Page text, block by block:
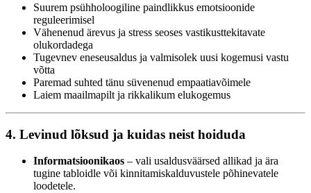
Suurem psühholoogiline paindlikkus emotsioonide
reguleerimisel
Vähenenud ärevus ja stress seoses vastikusttekitavate
olukordadega
Tugevnev eneseusaldus ja valmisolek uusi kogemusi vastu
võtta
Paremad suhted tänu süvenenud empaatiavõimele
Laiem maailmapilt ja rikkalikum elukogemus
4. Levinud lõksud ja kuidas neist hoiduda
Informatsioonikaos – vali usaldusväärsed allikad ja ära
tugine tabloidle või kinnitamiskalduvustele põhinevatele
loodetele.